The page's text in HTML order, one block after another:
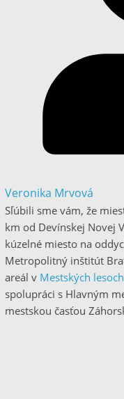
Veronika Mrvová
Sľúbili sme vám, že
km od Devínskej Novej
kúzelné miesto na
Metropolitný inštitút
areál v Mestských lesoch
spolupráci s Hlavným
mestskou časťou